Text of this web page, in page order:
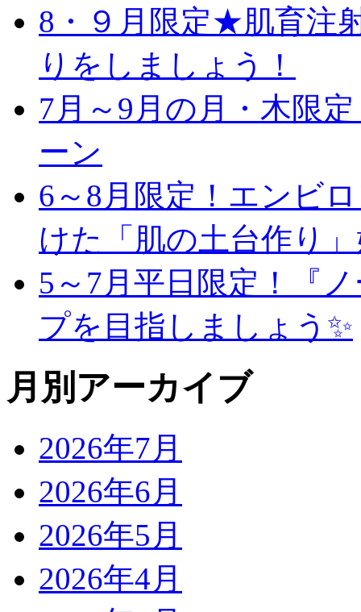
8・９月限定★肌育注
りをしましょう！
7月～9月の月・木限
ーン
6～8月限定！エンビ
けた「肌の土台作り
5～7月平日限定！『
プを目指しましょう✨
月別アーカイブ
2026年7月
2026年6月
2026年5月
2026年4月